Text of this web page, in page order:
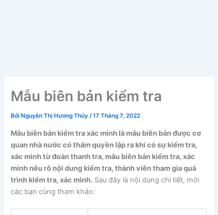
Mẫu biên bản kiểm tra
Bởi Nguyễn Thị Hương Thủy/17 Tháng 7, 2022
Mẫu biên bản kiểm tra xác minh là mẫu biên bản được cơ
quan nhà nước có thẩm quyền lập ra khi có sự kiểm tra,
xác minh từ đoàn thanh tra, mẫu biên bản kiểm tra, xác
minh nêu rõ nội dung kiểm tra, thành viên tham gia quá
trình kiểm tra, xác minh. Sau đây là nội dung chi tiết, mời
các bạn cùng tham khảo.